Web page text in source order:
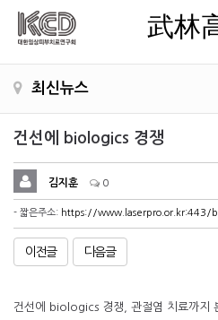
武林
武林高手
최신뉴스
건선에 biologics 경쟁
김지훈 0
- 짧은주소: https://www.laserpro.or.kr:443/
이전글 다음글
건선에 biologics 경쟁, 관절염 치료까지